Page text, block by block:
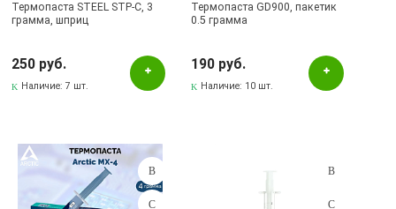
ARCTIC
Cablexpert
Halnziye
SMARTBUY
STEEL
Термопаста STEEL STP-C, 3
грамма, шприц
250 руб.
Наличие:7 шт.
Термопаста GD900, пакетик
0.5 грамма
190 руб.
Наличие: 10 шт.